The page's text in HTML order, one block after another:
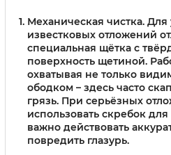
Механическая чистка. Для
известковых отложений
специальная щётка с
поверхность щетиной.
охватывая не только
ободком – здесь часто
грязь. При серьёзных
использовать скребок
важно действовать
повредить глазурь.